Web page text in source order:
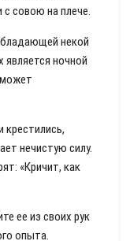
с совою на плече.
некой
является ночной
нечистую силу.
«Кричит, как
ее из своих рук
опыта.